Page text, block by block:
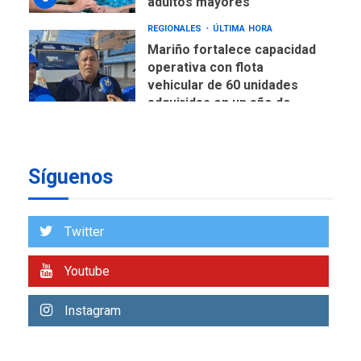
6
REGIONALES ÚLTIMA HORA
Mariño fortalece capacidad
operativa con flota
vehicular de 60 unidades
adquiridas en un año de
7
la altura de Macho Muerto
1
REGIONALES ÚLTIMA HORA
Núcleo del Sistema de
Síguenos
Twitter
Youtube
Instagram